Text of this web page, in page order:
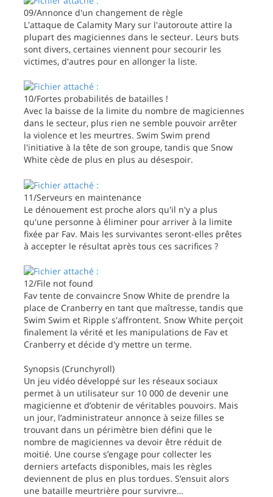
09/Annonce d'un changement de règle
L'attaque de Calamity Mary sur l'autoroute attire la
plupart des magiciennes dans le secteur. Leurs buts
sont divers, certaines viennent pour secourir les
victimes, d'autres pour en allonger la liste.
10/Fortes probabilités de batailles !
Avec la baisse de la limite du nombre de magiciennes
dans le secteur, plus rien ne semble pouvoir arrêter
la violence et les meurtres. Swim Swim prend
l'initiative à la tête de son groupe, tandis que Snow
White cède de plus en plus au désespoir.
11/Serveurs en maintenance
Le dénouement est proche alors qu'il n'y a plus
qu'une personne à éliminer pour arriver à la limite
fixée par Fav. Mais les survivantes seront-elles prêtes
à accepter le résultat après tous ces sacrifices ?
12/File not found
Fav tente de convaincre Snow White de prendre la
place de Cranberry en tant que maîtresse, tandis que
Swim Swim et Ripple s'affrontent. Snow White perçoit
finalement la vérité et les manipulations de Fav et
Cranberry et décide d'y mettre un terme.
Synopsis (Crunchyroll)
Un jeu vidéo développé sur les réseaux sociaux
permet à un utilisateur sur 10 000 de devenir une
magicienne et d’obtenir de véritables pouvoirs. Mais
un jour, l’administrateur annonce à seize filles se
trouvant dans un périmètre bien défini que le
nombre de magiciennes va devoir être réduit de
moitié. Une course s’engage pour collecter les
derniers artefacts disponibles, mais les règles
deviennent de plus en plus tordues. S’ensuit alors
une bataille meurtrière pour survivre…